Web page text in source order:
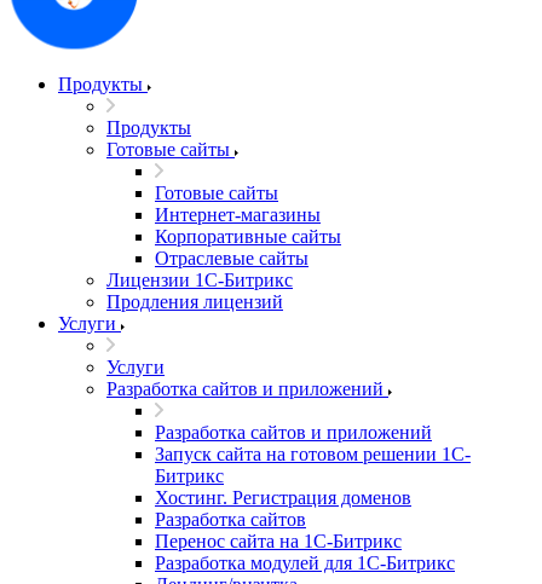
Продукты
Продукты
Готовые сайты
Готовые сайты
Интернет-магазины
Корпоративные сайты
Отраслевые сайты
Лицензии 1С-Битрикс
Продления лицензий
Услуги
Услуги
Разработка сайтов и приложений
Разработка сайтов и приложений
Запуск сайта на готовом решении 1С-
Битрикс
Хостинг. Регистрация доменов
Разработка сайтов
Перенос сайта на 1С-Битрикс
Разработка модулей для 1С-Битрикс